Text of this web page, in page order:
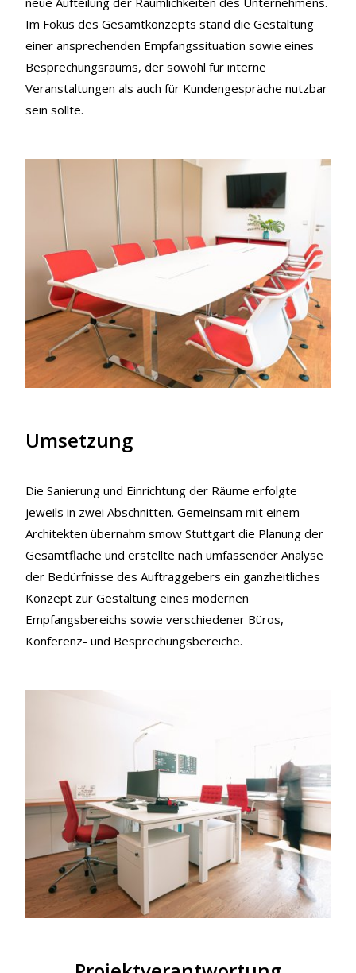
Im Fokus des Gesamtkonzepts stand die Gestaltung
einer ansprechenden Empfangssituation sowie eines
Besprechungsraums, der sowohl für interne
Veranstaltungen als auch für Kundengespräche nutzbar
sein sollte.
Umsetzung
Die Sanierung und Einrichtung der Räume erfolgte
jeweils in zwei Abschnitten. Gemeinsam mit einem
Architekten übernahm smow Stuttgart die Planung der
Gesamtfläche und erstellte nach umfassender Analyse
der Bedürfnisse des Auftraggebers ein ganzheitliches
Konzept zur Gestaltung eines modernen
Empfangsbereichs sowie verschiedener Büros,
Konferenz- und Besprechungsbereiche.